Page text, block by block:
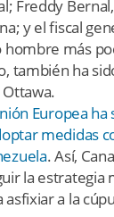
Freddy
y el fiscal
hombre más
también ha
Europea
medidas
. Así,
la estrategia
a la